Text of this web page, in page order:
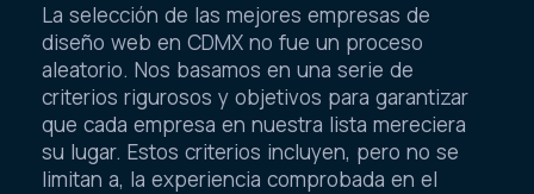
La selección de las mejores empresas de
diseño web en CDMX no fue un proceso
aleatorio. Nos basamos en una serie de
criterios rigurosos y objetivos para garantizar
que cada empresa en nuestra lista mereciera
su lugar. Estos criterios incluyen, pero no se
limitan a, la experiencia comprobada en el